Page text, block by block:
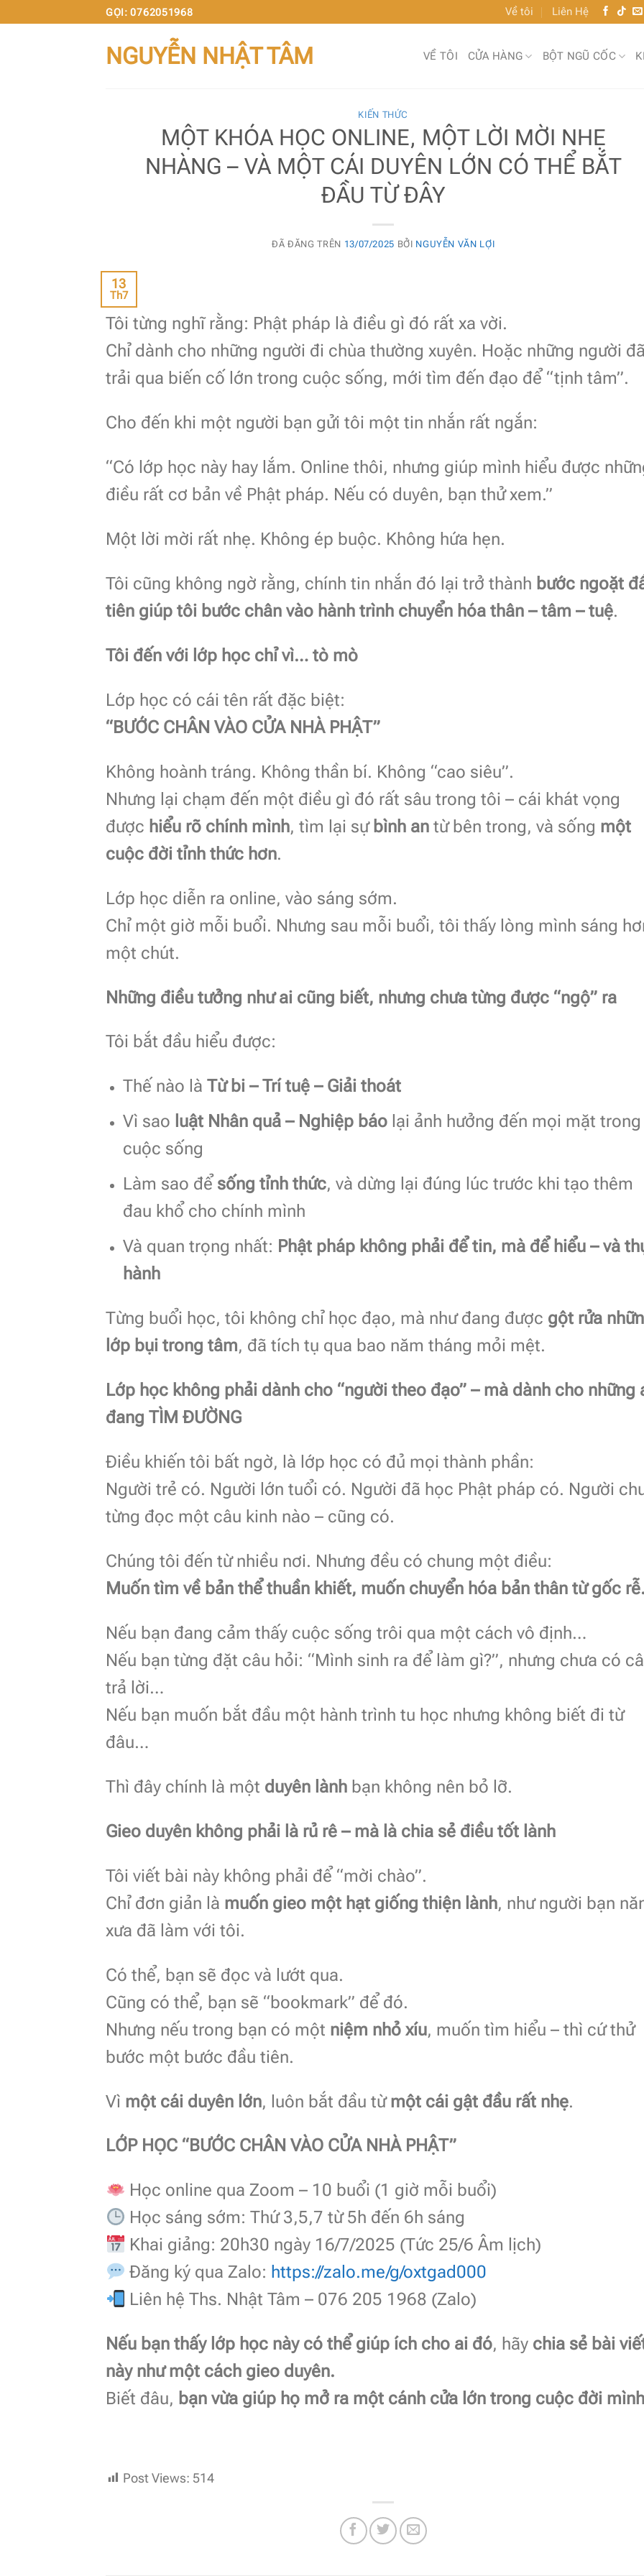
GỌI: 0762051968 Về tôi Liên Hệ
NGUYỄN NHẬT TÂM VỀ TÔI CỬA HÀNG BỘT NGŨ CỐC
KIẾN THỨC
MỘT KHÓA HỌC ONLINE, MỘT LỜI MỜI NHẸ
NHÀNG – VÀ MỘT CÁI DUYÊN LỚN CÓ THỂ BẮT
ĐẦU TỪ ĐÂY
ĐÃ ĐĂNG TRÊN 13/07/2025 BỞI NGUYỄN VĂN LỢI
13
Th7
Tôi từng nghĩ rằng: Phật pháp là điều gì đó rất xa vời.
Chỉ dành cho những người đi chùa thường xuyên. Hoặc những người
trải qua biến cố lớn trong cuộc sống, mới tìm đến đạo để “tịnh tâm”.
Cho đến khi một người bạn gửi tôi một tin nhắn rất ngắn:
“Có lớp học này hay lắm. Online thôi, nhưng giúp mình hiểu được
điều rất cơ bản về Phật pháp. Nếu có duyên, bạn thử xem.”
Một lời mời rất nhẹ. Không ép buộc. Không hứa hẹn.
Tôi cũng không ngờ rằng, chính tin nhắn đó lại trở thành bước ngoặt
tiên giúp tôi bước chân vào hành trình chuyển hóa thân – tâm – tuệ.
Tôi đến với lớp học chỉ vì… tò mò
Lớp học có cái tên rất đặc biệt:
“BƯỚC CHÂN VÀO CỬA NHÀ PHẬT”
Không hoành tráng. Không thần bí. Không “cao siêu”.
Nhưng lại chạm đến một điều gì đó rất sâu trong tôi – cái khát vọng
được hiểu rõ chính mình, tìm lại sự bình an từ bên trong, và sống một
cuộc đời tỉnh thức hơn.
Lớp học diễn ra online, vào sáng sớm.
Chỉ một giờ mỗi buổi. Nhưng sau mỗi buổi, tôi thấy lòng mình sáng
một chút.
Những điều tưởng như ai cũng biết, nhưng chưa từng được “ngộ” ra
Tôi bắt đầu hiểu được:
Thế nào là Từ bi – Trí tuệ – Giải thoát
Vì sao luật Nhân quả – Nghiệp báolại ảnh hưởng đến mọi mặt trong
cuộc sống
Làm sao để sống tỉnh thức, và dừng lại đúng lúc trước khi tạo thêm
đau khổ cho chính mình
Và quan trọng nhất: Phật pháp không phải để tin, mà để hiểu – và
hành
Từng buổi học, tôi không chỉ học đạo, mà như đang được gột rửa
lớp bụi trong tâm, đã tích tụ qua bao năm tháng mỏi mệt.
Lớp học không phải dành cho “người theo đạo” – mà dành cho những
đang TÌM ĐƯỜNG
Điều khiến tôi bất ngờ, là lớp học có đủ mọi thành phần:
Người trẻ có. Người lớn tuổi có. Người đã học Phật pháp có. Người
từng đọc một câu kinh nào – cũng có.
Chúng tôi đến từ nhiều nơi. Nhưng đều có chung một điều:
Muốn tìm về bản thể thuần khiết, muốn chuyển hóa bản thân từ gốc
Nếu bạn đang cảm thấy cuộc sống trôi qua một cách vô định…
Nếu bạn từng đặt câu hỏi: “Mình sinh ra để làm gì?”, nhưng chưa có
trả lời…
Nếu bạn muốn bắt đầu một hành trình tu học nhưng không biết đi từ
đâu…
Thì đây chính là một duyên lành bạn không nên bỏ lỡ.
Gieo duyên không phải là rủ rê – mà là chia sẻ điều tốt lành
Tôi viết bài này không phải để “mời chào”.
Chỉ đơn giản là muốn gieo một hạt giống thiện lành, như người bạn
xưa đã làm với tôi.
Có thể, bạn sẽ đọc và lướt qua.
Cũng có thể, bạn sẽ “bookmark” để đó.
Nhưng nếu trong bạn có một niệm nhỏ xíu, muốn tìm hiểu – thì cứ thử
bước một bước đầu tiên.
Vì một cái duyên lớn, luôn bắt đầu từmột cái gật đầu rất nhẹ.
LỚP HỌC “BƯỚC CHÂN VÀO CỬA NHÀ PHẬT”
Học online qua Zoom – 10 buổi (1 giờ mỗi buổi)
Học sáng sớm: Thứ 3,5,7 từ 5h đến 6h sáng
Khai giảng: 20h30 ngày 16/7/2025 (Tức 25/6 Âm lịch)
Đăng ký qua Zalo: https://zalo.me/g/oxtgad000
Liên hệ Ths. Nhật Tâm – 076 205 1968 (Zalo)
Nếu bạn thấy lớp học này có thể giúp ích cho ai đó, hãy chia sẻ bài
này như một cách gieo duyên.
Biết đâu, bạn vừa giúp họ mở ra một cánh cửa lớn trong cuộc đời
Post Views: 514